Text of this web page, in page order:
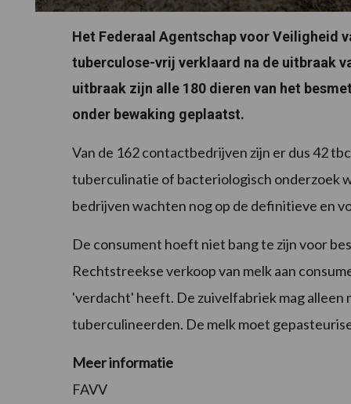
Het Federaal Agentschap voor Veiligheid
tuberculose-vrij verklaard na de uitbraak
uitbraak zijn alle 180 dieren van het
onder bewaking geplaatst.
Van de 162 contactbedrijven zijn er dus 42
tuberculinatie of bacteriologisch onderzoek
bedrijven wachten nog op de definitieve en
De consument hoeft niet bang te zijn voor
Rechtstreekse verkoop van melk aan
'verdacht' heeft. De zuivelfabriek mag alleen
tuberculineerden. De melk moet
Meer informatie
FAVV